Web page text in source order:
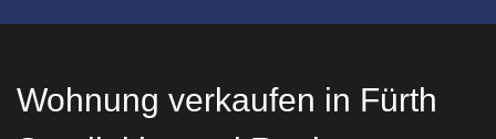
Wohnung verkaufen in Fürth